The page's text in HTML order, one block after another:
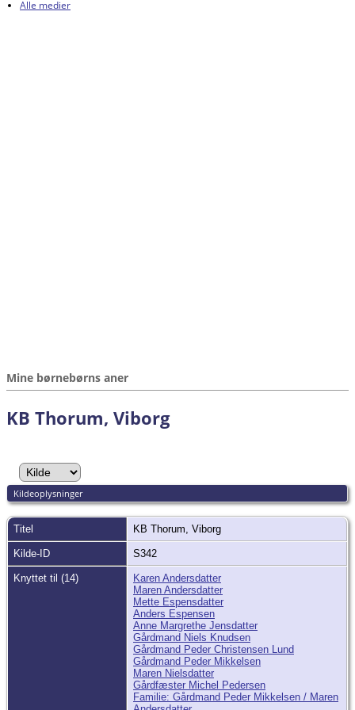
Alle medier
Mine børnebørns aner
KB Thorum, Viborg
Kildeoplysninger
Titel KB Thorum, Viborg
Kilde-ID S342
Knyttet til (14)
Karen Andersdatter
Maren Andersdatter
Mette Espensdatter
Anders Espensen
Anne Margrethe Jensdatter
Gårdmand Niels Knudsen
Gårdmand Peder Christensen Lund
Gårdmand Peder Mikkelsen
Maren Nielsdatter
Gårdfæster Michel Pedersen
Familie: Gårdmand Peder Mikkelsen / Maren